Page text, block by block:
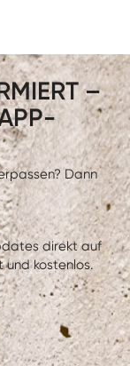
–
Dann
direkt auf
und kostenlos.